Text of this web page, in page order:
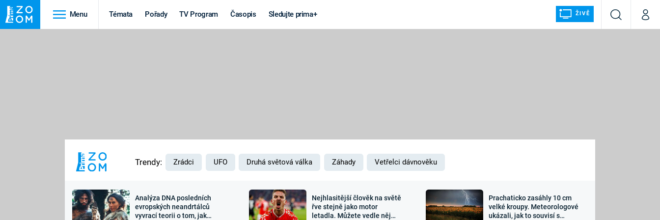
Menu Témata Pořady TV Program Časopis Sledujte prima+ ŽIVĚ
VyhledáváníMůj
MARS
Výročí
Záhady a
Zajímavosti Sledujte nás
Trendy: Zrádci UFO Druhá světová válka Záhady Vetřelci dávnověku
Analýza DNA posledních
evropských neandrtálců
vyvrací teorii o tom, jak
Nejhlasitější člověk na světě
řve stejně jako motor
letadla. Můžete vedle něj
Prachaticko zasáhly 10 cm
velké kroupy. Meteorologové
ukázali, jak to souvisí s